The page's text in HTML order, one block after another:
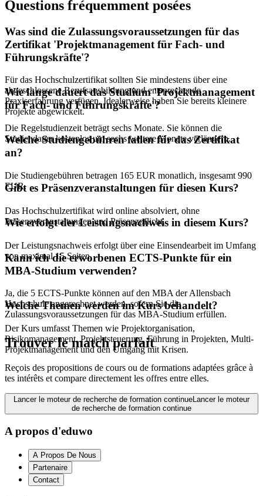
Questions fréquemment posées
Was sind die Zulassungsvoraussetzungen für das
Zertifikat 'Projektmanagement für Fach- und
Führungskräfte'?
Für das Hochschulzertifikat sollten Sie mindestens über eine
abgeschlossene Berufsausbildung und entsprechende
Praxiserfahrung verfügen. Idealerweise haben Sie bereits kleinere
Projekte abgewickelt.
Wie lange dauert das Studium 'Projektmanagement
für Fach- und Führungskräfte'?
Die Regelstudienzeit beträgt sechs Monate. Sie können die
Studiendauer kostenlos um sechs weitere Monate verlängern.
Welche Studiengebühren fallen für das Zertifikat
an?
Die Studiengebühren betragen 165 EUR monatlich, insgesamt 990
EUR.
Gibt es Präsenzveranstaltungen für diesen Kurs?
Das Hochschulzertifikat wird online absolviert, ohne
Präsenzveranstaltungen und Präsenzpflicht.
Wie erfolgt der Leistungsnachweis in diesem Kurs?
Der Leistungsnachweis erfolgt über eine Einsendearbeit im Umfang
von maximal 15 Seiten.
Kann ich die erworbenen ECTS-Punkte für ein
MBA-Studium verwenden?
Ja, die 5 ECTS-Punkte können auf den MBA der Allensbach
Hochschule angerechnet werden, sofern Sie die
Zulassungsvoraussetzungen für das MBA-Studium erfüllen.
Welche Themen werden im Kurs behandelt?
Der Kurs umfasst Themen wie Projektorganisation,
Risikomanagement, Projektsteuerung, Führung in Projekten, Multi-
Projektmanagement und den Umgang mit Krisen.
Trouver le match parfait
Reçois des propositions de cours ou de formations adaptées grâce à
tes intérêts et compare directement les offres entre elles.
Lancer le moteur de recherche de formation continueLancer le moteur
de recherche de formation continue
A propos d'eduwo
A Propos De Nous
Partenaire
Contact